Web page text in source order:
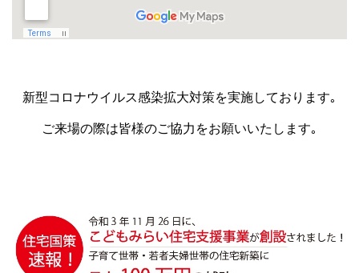
新型コロナウイルス感染拡大対策を実施しております｡
ご来場の際は皆様のご協力をお願いいたします｡